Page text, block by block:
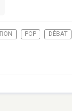
POP DÉBAT